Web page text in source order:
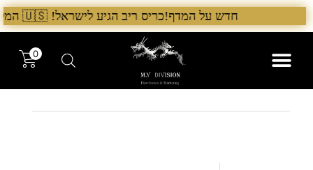
דילוג
לתוכן
חדש על המדף!כריס ריב הגיע לישראל! 🇺🇸 המלאי הראשון בארץ – עכשיו אצל היבואן הבלעדי לרגל ההשקה, 5% הנחה על כל מוצרי Chris Reeve לזמן מוגבל. בנוסף, הגיע גם מלאי חדש של Benchmade ו־Microtech. לרכישה עכשיו›. >
0